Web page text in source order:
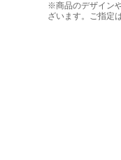
※商品のデザイン
ざいます。ご指定